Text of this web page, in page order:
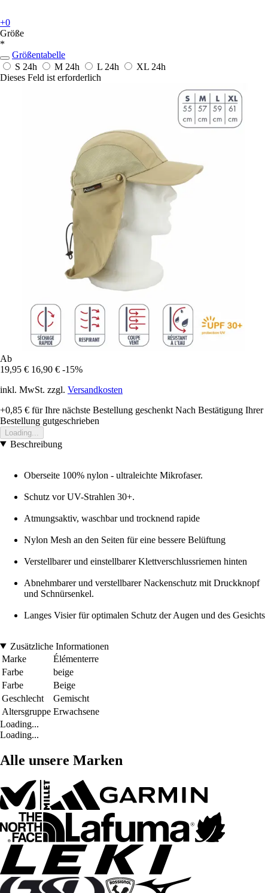
+0
Größe
*
Größentabelle
S 24h M 24h L 24h XL 24h
Dieses Feld ist erforderlich
Ab
19,95 € 16,90 € -15%
inkl. MwSt. zzgl. Versandkosten
+0,85 € für Ihre nächste Bestellung geschenkt Nach Bestätigung Ihrer
Bestellung gutgeschrieben
Loading...
Beschreibung
Oberseite 100% nylon - ultraleichte Mikrofaser.
Schutz vor UV-Strahlen 30+.
Atmungsaktiv, waschbar und trocknend rapide
Nylon Mesh an den Seiten für eine bessere Belüftung
Verstellbarer und einstellbarer Klettverschlussriemen hinten
Abnehmbarer und verstellbarer Nackenschutz mit Druckknopf
und Schnürsenkel.
Langes Visier für optimalen Schutz der Augen und des Gesichts
Zusätzliche Informationen
Marke
Élémenterre
Farbe
beige
Farbe
Beige
Geschlecht
Gemischt
Altersgruppe Erwachsene
Loading...
Loading...
Alle unsere Marken